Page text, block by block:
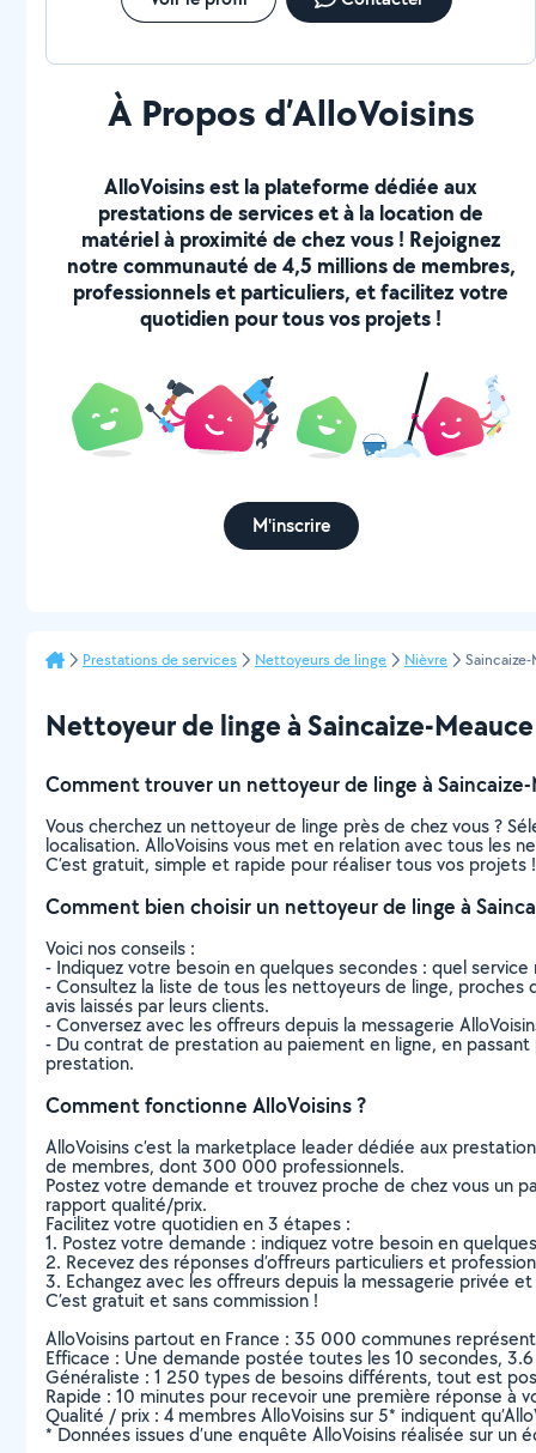
À Propos d’AlloVoisins
AlloVoisins est la plateforme dédiée aux
prestations de services et à la location de
matériel à proximité de chez vous ! Rejoignez
notre communauté de 4,5 millions de membres,
professionnels et particuliers, et facilitez votre
quotidien pour tous vos projets !
M'inscrire
Prestations de services Nettoyeurs de linge Nièvre
Nettoyeur de linge à Saincaize-
Comment trouver un nettoyeur de linge à Saincaize-
Vous cherchez un nettoyeur de linge près de chez vous ?
localisation. AlloVoisins vous met en relation avec tous les
C’est gratuit, simple et rapide pour réaliser tous vos projets !
Comment bien choisir un nettoyeur de linge à
Voici nos conseils :
- Indiquez votre besoin en quelques secondes : quel
- Consultez la liste de tous les nettoyeurs de linge, proches
avis laissés par leurs clients.
- Conversez avec les offreurs depuis la messagerie
- Du contrat de prestation au paiement en ligne, en
prestation.
Comment fonctionne AlloVoisins ?
AlloVoisins c’est la marketplace leader dédiée aux
de membres, dont 300 000 professionnels.
Postez votre demande et trouvez proche de chez vous un
rapport qualité/prix.
Facilitez votre quotidien en 3 étapes :
1. Postez votre demande : indiquez votre besoin en
2. Recevez des réponses d’offreurs particuliers et
3. Echangez avec les offreurs depuis la messagerie privée
C’est gratuit et sans commission !
AlloVoisins partout en France : 35 000 communes
Efficace : Une demande postée toutes les 10 secondes,
Généraliste : 1 250 types de besoins différents, tout est
Rapide : 10 minutes pour recevoir une première réponse à
Qualité / prix : 4 membres AlloVoisins sur 5* indiquent
* Données issues d’une enquête AlloVoisins réalisée sur